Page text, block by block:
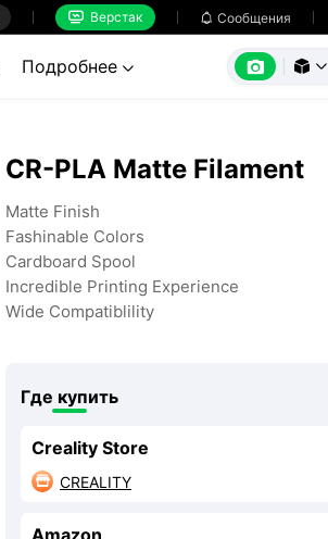
 Верстак  Сообщения
Подробнее    
CR-PLA Matte Filament
Matte Finish
Fashinable Colors
Cardboard Spool
Incredible Printing Experience
Wide Compatiblility
Где купить
Creality Store
 CREALITY
Amazon